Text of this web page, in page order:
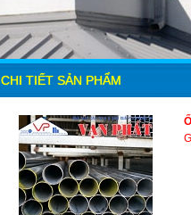
CHI TIẾT SẢN PHẨM